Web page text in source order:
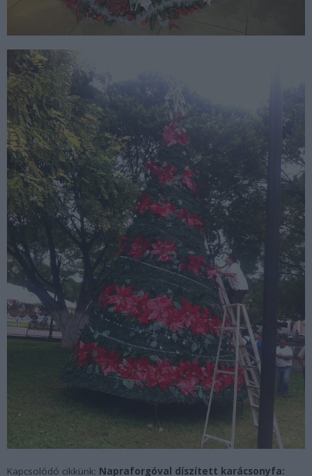
Kapcsolódó cikkünk: Napraforgóval díszített karácsonyfa: